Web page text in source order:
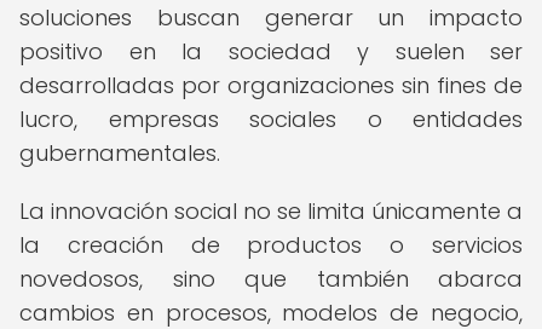
soluciones buscan generar un impacto
positivo en la sociedad y suelen ser
desarrolladas por organizaciones sin fines de
lucro, empresas sociales o entidades
gubernamentales.
La innovación social no se limita únicamente a
la creación de productos o servicios
novedosos, sino que también abarca
cambios en procesos, modelos de negocio,